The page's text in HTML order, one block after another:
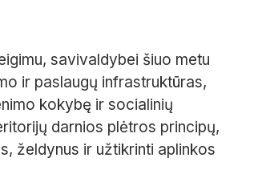
savivaldybei šiuo metu
ir paslaugų infrastruktūras,
kokybę ir socialinių
darnios plėtros principų,
želdynus ir užtikrinti aplinkos